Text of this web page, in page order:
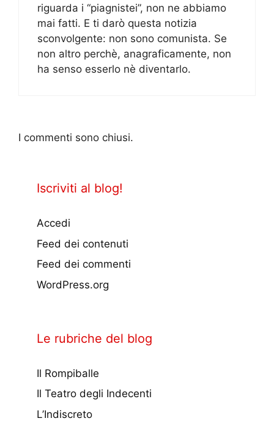
riguarda i “piagnistei”, non ne abbiamo
mai fatti. E ti darò questa notizia
sconvolgente: non sono comunista. Se
non altro perchè, anagraficamente, non
ha senso esserlo nè diventarlo.
I commenti sono chiusi.
Iscriviti al blog!
Accedi
Feed dei contenuti
Feed dei commenti
WordPress.org
Le rubriche del blog
Il Rompiballe
Il Teatro degli Indecenti
L’Indiscreto